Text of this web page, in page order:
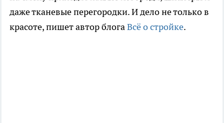
даже тканевые перегородки. И дело не только в
красоте, пишет автор блогаВсё о стройке.